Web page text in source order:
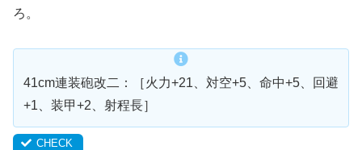
ろ。
41cm連装砲改二：［火力+21、対空+5、命中+5、回避
+1、装甲+2、射程長］